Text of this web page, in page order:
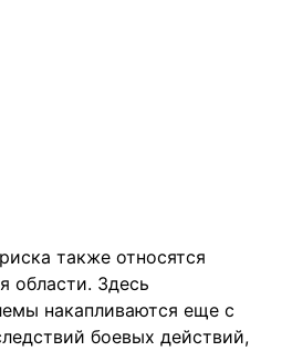
также относятся
области. Здесь
накапливаются еще с
боевых действий,